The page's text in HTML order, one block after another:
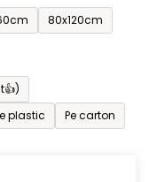
80x120cm
plastic Pe carton